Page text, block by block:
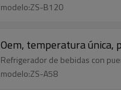
modelo:ZS-B120
Oem, temperatura única,
Refrigerador de bebidas con
modelo:ZS-A58